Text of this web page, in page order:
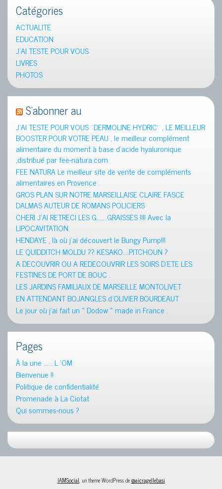
Catégories
ACTUALITE
EDUCATION
J'AI TESTE POUR VOUS
LIVRES
PHOTOS
S’abonner au
J’AI TESTE POUR VOUS ¨DERMOLINE HYDRIC¨ , LE MEILLEUR
BOOSTER POUR VOTRE PEAU , le meilleur complément
alimentaire du moment à base d’acide hyaluronique
,distribué par fee-natura.com
FEE NATURA Le meilleur site de vente de compléments
alimentaires en Provence .
GROS PLAN SUR NOTRE MARSEILLAISE CLAIRE FASCE
DALMAS AUTEUR DE ROMANS POLICIERS
CHERI J’AI RETRECI LES G…….GRAISSES !!!! Avec la
LIPOCAVITATION.
HENDAYE , là où j’ai découvert le Bungy Pump!!!
LE QUIDDITCH MOLDU ?? KESAKO….PITCHOUN ?
A DECOUVRIR OU A REDECOUVRIR LES SOIRS D’ETE LES
FESTINES DE PORT DE BOUC .
LES JARDINS FAMILIAUX DE MARSEILLE MONTOLIVET
EN ATTENDANT BOJANGLES d’OLIVIER BOURDEAUT
Le jour où j’ai fait un « Dodow » made in France .
Pages
À la une …… L ‘OM
Bienvenue !!
Politique de confidentialité
Promenade à La Ciotat
Qui sommes-nous ?
IAMSocial, un theme WordPress de@aicragellebasi